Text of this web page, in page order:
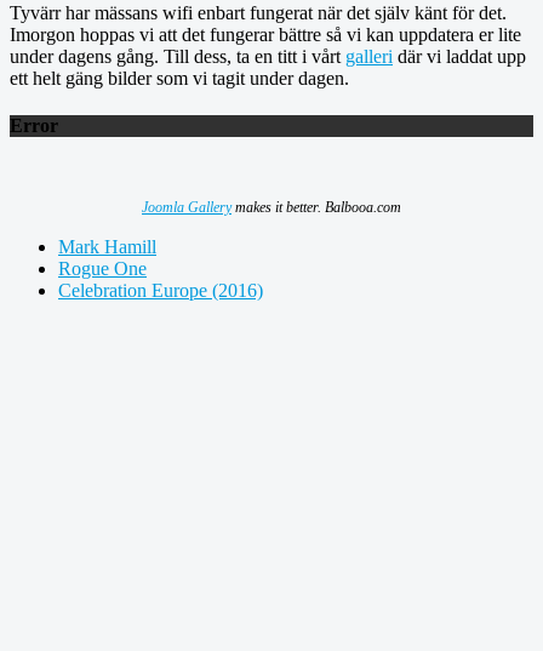
Tyvärr har mässans wifi enbart fungerat när det själv känt för det.
Imorgon hoppas vi att det fungerar bättre så vi kan uppdatera er lite
under dagens gång. Till dess, ta en titt i vårt galleri där vi laddat upp
ett helt gäng bilder som vi tagit under dagen.
Error
Joomla Gallerymakes it better. Balbooa.com
Mark Hamill
Rogue One
Celebration Europe (2016)